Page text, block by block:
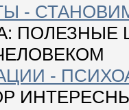
-
ПОЛЕЗНЫЕ
-